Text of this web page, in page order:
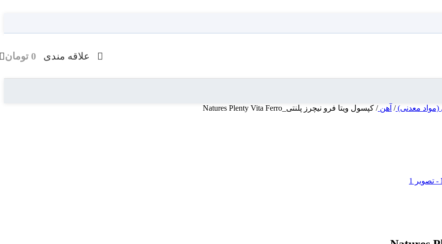
علاقه مندی 0 تومان
(مواد معدنی)/ آهن/ کپسول ویتا فرو نیچرز پلنتی_Natures Plenty Vita Ferro